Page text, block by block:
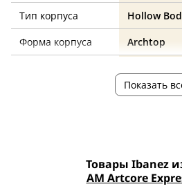
Тип корпуса Hollow
Форма корпуса
Archtop
6
Ширина верхнего
43
Показать
Товары Ibanez
AM Artcore